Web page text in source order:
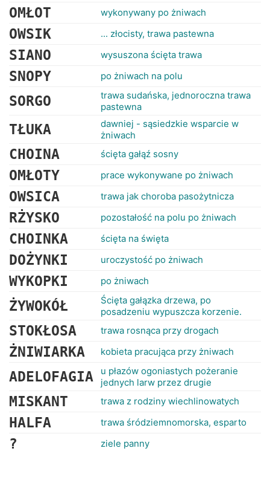
OMŁOT wykonywany po żniwach
OWSIK ... złocisty, trawa pastewna
SIANO wysuszona ścięta trawa
SNOPY po żniwach na polu
SORGO
trawa sudańska, jednoroczna trawa
pastewna
TŁUKA
dawniej - sąsiedzkie wsparcie w
żniwach
CHOINA ścięta gałąź sosny
OMŁOTY prace wykonywane po żniwach
OWSICA trawa jak choroba pasożytnicza
RŻYSKO pozostałość na polu po żniwach
CHOINKA ścięta na święta
DOŻYNKI uroczystość po żniwach
WYKOPKI po żniwach
ŻYWOKÓŁ
Ścięta gałązka drzewa, po
posadzeniu wypuszcza korzenie.
STOKŁOSA trawa rosnąca przy drogach
ŻNIWIARKA kobieta pracująca przy żniwach
ADELOFAGIA
u płazów ogoniastych pożeranie
jednych larw przez drugie
MISKANT trawa z rodziny wiechlinowatych
HALFA trawa śródziemnomorska, esparto
? ziele panny